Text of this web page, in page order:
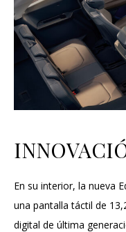
En su interior, la nueva
una pantalla táctil de
digital de última